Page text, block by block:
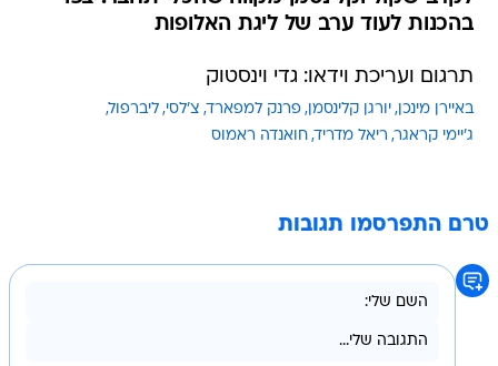
בהכנות לעוד ערב של ליגת האלופות
תרגום ועריכת וידאו: גדי וינסטוק
באיירן מינכן יורגן קלינסמן פרנק למפארד צ'לסי ליברפול
ג'יימי קראגר ריאל מדריד חואנדה ראמוס
טרם התפרסמו תגובות